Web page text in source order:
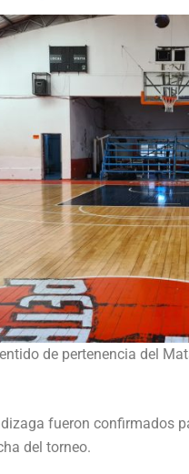
de pertenencia del
fueron confirmados
del torneo.